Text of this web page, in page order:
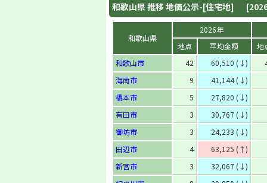
和歌山県推移 地価公示-[住宅地]
和歌山県
2026年
地点
平均金額
地
和歌山市
42 60,510 (↓)
海南市
9
41,144 (↓)
橋本市
5
27,820 (↓)
有田市
3
30,767 (↓)
御坊市
3
24,233 (↓)
田辺市
4
63,125 (↑)
新宮市
3
32,067 (↓)